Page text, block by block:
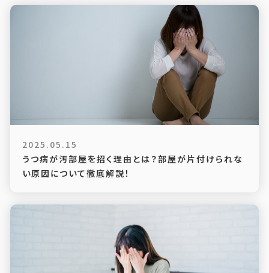
2025.05.15
うつ病が汚部屋を招く理由とは？部屋が片付けられな
い原因について徹底解説！